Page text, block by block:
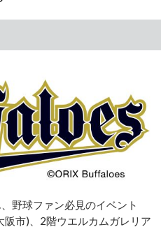
野球ファン必見のイベント
市)、2階ウエルカムガレリア